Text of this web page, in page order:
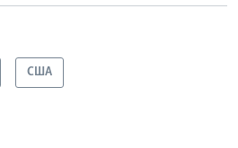
США